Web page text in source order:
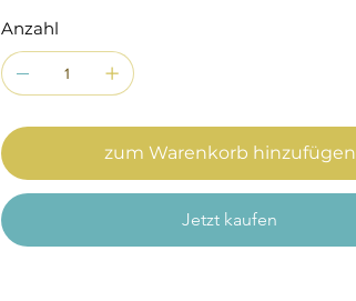
Anzahl
zum Warenkorb hinzufügen
Jetzt kaufen